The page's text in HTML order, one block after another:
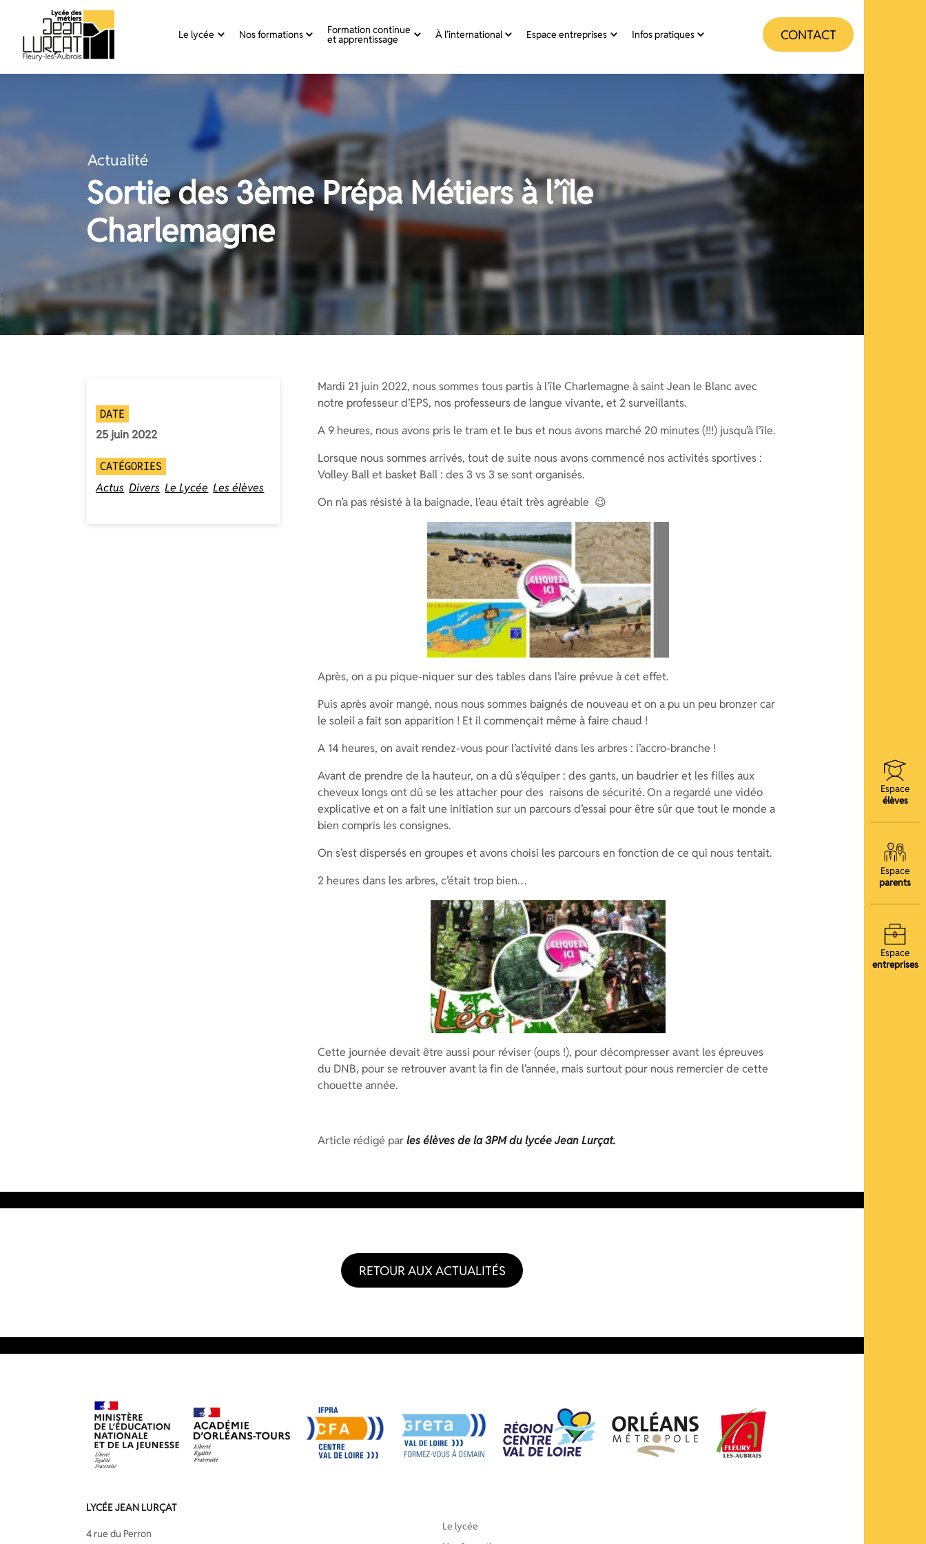
contenu
Le lycée Nos formations Formation continue
et apprentissage À l’international Espace entreprises Infos pratiques CONTACT
Espace
élèves
Espace
parents
Espace
entreprises
Actualité
Sortie des 3ème Prépa Métiers à l’île
Charlemagne
DATE
25 juin 2022
CATÉGORIES
Actus Divers Le Lycée Les élèves
Mardi 21 juin 2022, nous sommes tous partis à l’île Charlemagne à saint Jean le Blanc avec
notre professeur d’EPS, nos professeurs de langue vivante, et 2 surveillants.
A 9 heures, nous avons pris le tram et le bus et nous avons marché 20 minutes (!!!) jusqu’à l’île.
Lorsque nous sommes arrivés, tout de suite nous avons commencé nos activités sportives :
Volley Ball et basket Ball : des 3 vs 3 se sont organisés.
On n’a pas résisté à la baignade, l’eau était très agréable 😉
Après, on a pu pique-niquer sur des tables dans l’aire prévue à cet effet.
Puis après avoir mangé, nous nous sommes baignés de nouveau et on a pu un peu bronzer car
le soleil a fait son apparition ! Et il commençait même à faire chaud !
A 14 heures, on avait rendez-vous pour l’activité dans les arbres : l’accro-branche !
Avant de prendre de la hauteur, on a dû s’équiper : des gants, un baudrier et les filles aux
cheveux longs ont dû se les attacher pour des raisons de sécurité. On a regardé une vidéo
explicative et on a fait une initiation sur un parcours d’essai pour être sûr que tout le monde a
bien compris les consignes.
On s’est dispersés en groupes et avons choisi les parcours en fonction de ce qui nous tentait.
2 heures dans les arbres, c’était trop bien…
Cette journée devait être aussi pour réviser (oups !), pour décompresser avant les épreuves
du DNB, pour se retrouver avant la fin de l’année, mais surtout pour nous remercier de cette
chouette année.
Article rédigé parles élèves de la 3PM du lycée Jean Lurçat.
RETOUR AUX ACTUALITÉS
LYCÉE JEAN LURÇAT
4 rue du Perron
Le lycée
Panneau de gestion des cookies